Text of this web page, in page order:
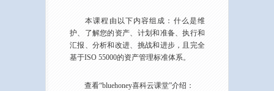
本课程由以下内容组成：什么是维
护、了解您的资产、计划和准备、执行和
汇报、分析和改进、挑战和进步，且完全
基于ISO 55000的资产管理标准体系。
查看“bluehoney喜科云课堂”介绍：